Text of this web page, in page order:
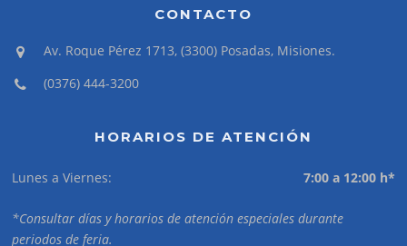
CONTACTO
Av. Roque Pérez 1713, (3300) Posadas, Misiones.
(0376) 444-3200
HORARIOS DE ATENCIÓN
Lunes a Viernes: 7:00 a 12:00 h*
*Consultar días y horarios de atención especiales durante
periodos de feria.